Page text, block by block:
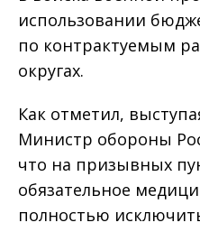
использовании
по контрактуемым
округах.
Как отметил,
Министр обороны
что на призывных
обязательное
полностью